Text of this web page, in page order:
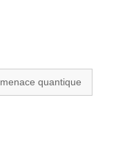
menace quantique